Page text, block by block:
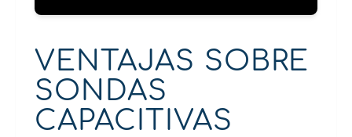
VENTAJAS SOBRE
SONDAS
CAPACITIVAS